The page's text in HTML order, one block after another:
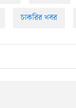
চাকরির খবর